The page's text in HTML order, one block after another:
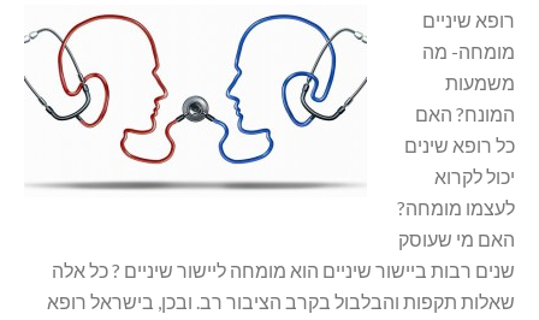
רופא שיניים
מומחה- מה
משמעות
המונח? האם
כל רופא שינים
יכול לקרוא
לעצמו מומחה?
האם מי שעוסק
שנים רבות ביישור שיניים הוא מומחה ליישור שיניים ? כל אלה
שאלות תקפות והבלבול בקרב הציבור רב. ובכן, בישראל רופא